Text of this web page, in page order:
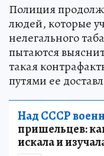
Полиция
людей, которые
нелегального
пытаются
такая
путями ее
Над СССР
пришельцев:
искала и